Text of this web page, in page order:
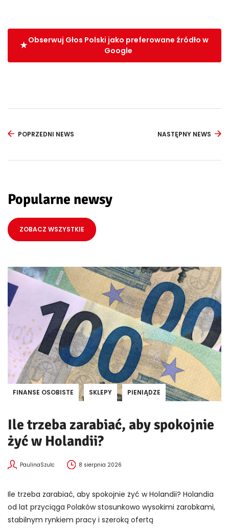
Obserwuj Głos Polski jako preferowane źródło w
Google
POPRZEDNI NEWS NASTĘPNY NEWS
Popularne newsy
ZOBACZ WSZYSTKIE
FINANSE OSOBISTE SKLEPY PIENIĄDZE
Ile trzeba zarabiać, aby spokojnie
żyć w Holandii?
PaulinaSzulc 8 sierpnia 2026
Ile trzeba zarabiać, aby spokojnie żyć w Holandii? Holandia
od lat przyciąga Polaków stosunkowo wysokimi zarobkami,
stabilnym rynkiem pracy i szeroką ofertą